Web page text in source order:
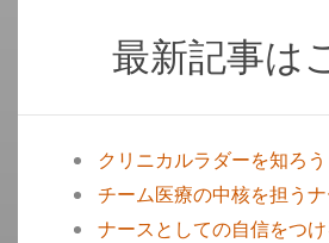
最新記事は
クリニカルラダーを知ろう
チーム医療の中核を担う
ナースとしての自信をつけ